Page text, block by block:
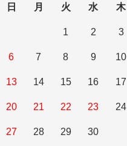
日
月 火 水 木
1 2 3
6 7 8 9 10
13 14 15 16 17
20 21 22 23 24
27 28 29 30